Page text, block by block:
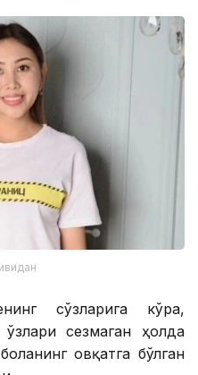
сўзларига кўра,
сезмаган ҳолда
овқатга бўлган